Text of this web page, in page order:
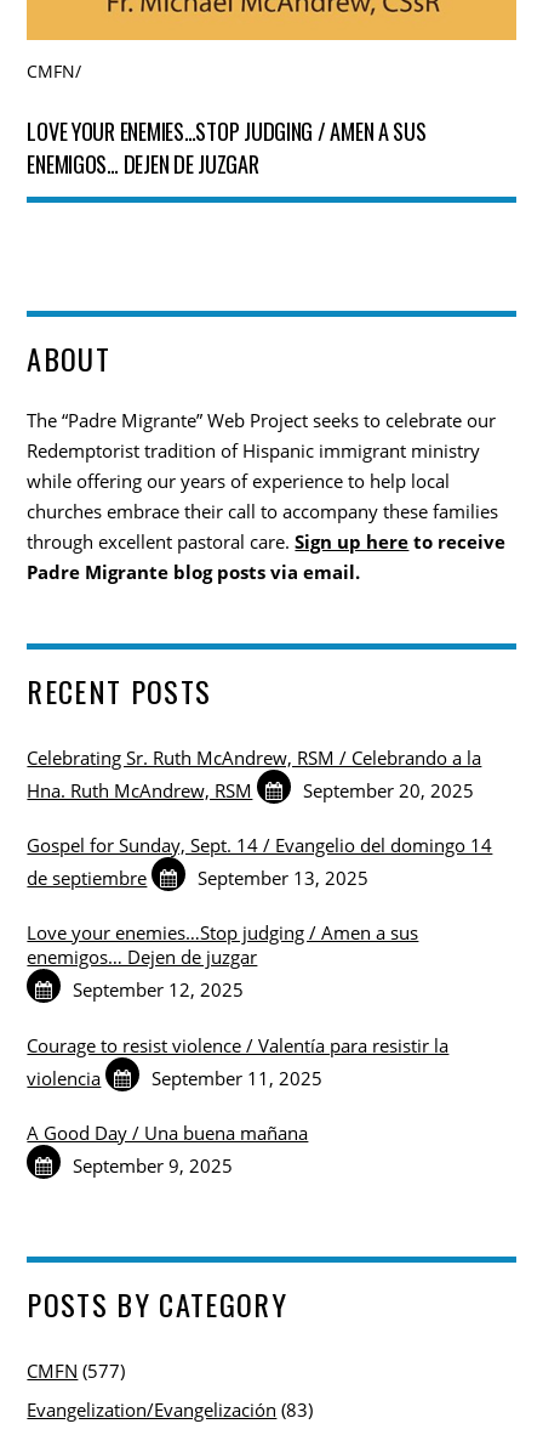
CMFN/
LOVE YOUR ENEMIES…STOP JUDGING / AMEN A SUS
ENEMIGOS… DEJEN DE JUZGAR
ABOUT
The “Padre Migrante” Web Project seeks to celebrate our
Redemptorist tradition of Hispanic immigrant ministry
while offering our years of experience to help local
churches embrace their call to accompany these families
through excellent pastoral care. Sign up here to receive
Padre Migrante blog posts via email.
RECENT POSTS
Celebrating Sr. Ruth McAndrew, RSM / Celebrando a la
Hna. Ruth McAndrew, RSM
September 20, 2025
Gospel for Sunday, Sept. 14 / Evangelio del domingo 14
de septiembre
September 13, 2025
Love your enemies…Stop judging / Amen a sus
enemigos… Dejen de juzgar
September 12, 2025
Courage to resist violence / Valentía para resistir la
violencia
September 11, 2025
A Good Day / Una buena mañana
September 9, 2025
POSTS BY CATEGORY
CMFN (577)
Evangelization/Evangelización (83)